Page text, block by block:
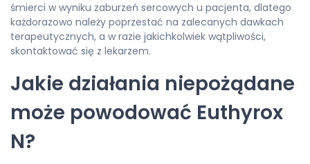
śmierci w wyniku zaburzeń sercowych u pacjenta, dlatego
każdorazowo należy poprzestać na zalecanych dawkach
terapeutycznych, a w razie jakichkolwiek wątpliwości,
skontaktować się z lekarzem.
Jakie działania niepożądane
może powodować Euthyrox
N?